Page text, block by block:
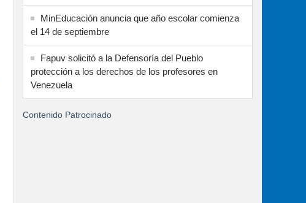
MinEducación anuncia que año escolar comienza
el 14 de septiembre
Fapuv solicitó a la Defensoría del Pueblo
protección a los derechos de los profesores en
Venezuela
Contenido Patrocinado